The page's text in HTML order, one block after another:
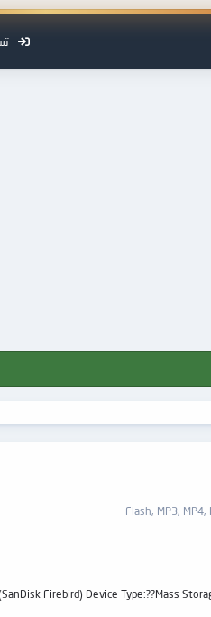
Firebird) Device Type:??Mass